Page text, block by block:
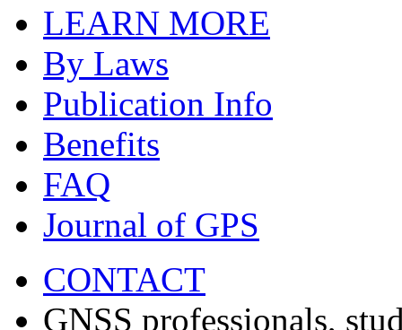
LEARN MORE
By Laws
Publication Info
Benefits
FAQ
Journal of GPS
CONTACT
GNSS professionals,